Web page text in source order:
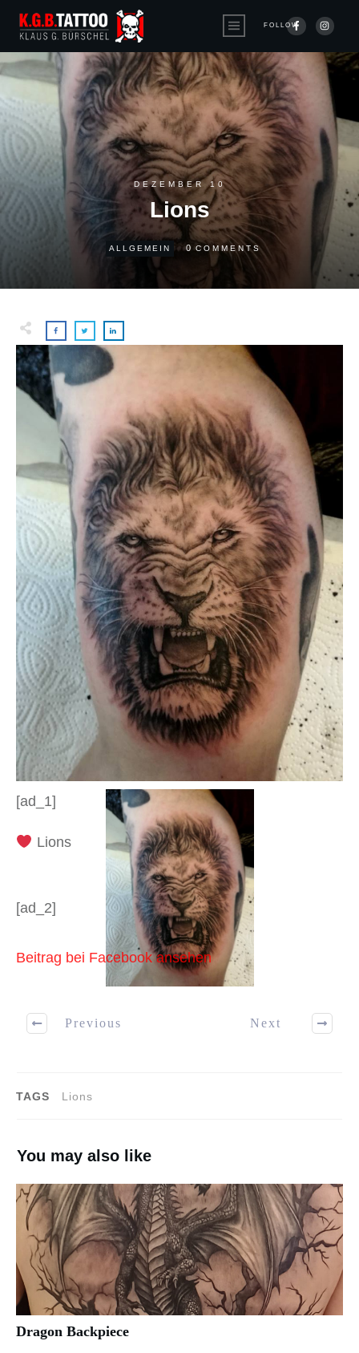
FOLLOW
DEZEMBER 10
Lions
ALLGEMEIN 0 COMMENTS
[ad_1]
Lions
[ad_2]
Beitrag bei Facebook ansehen
Previous Next
TAGS Lions
You may also like
Dragon Backpiece